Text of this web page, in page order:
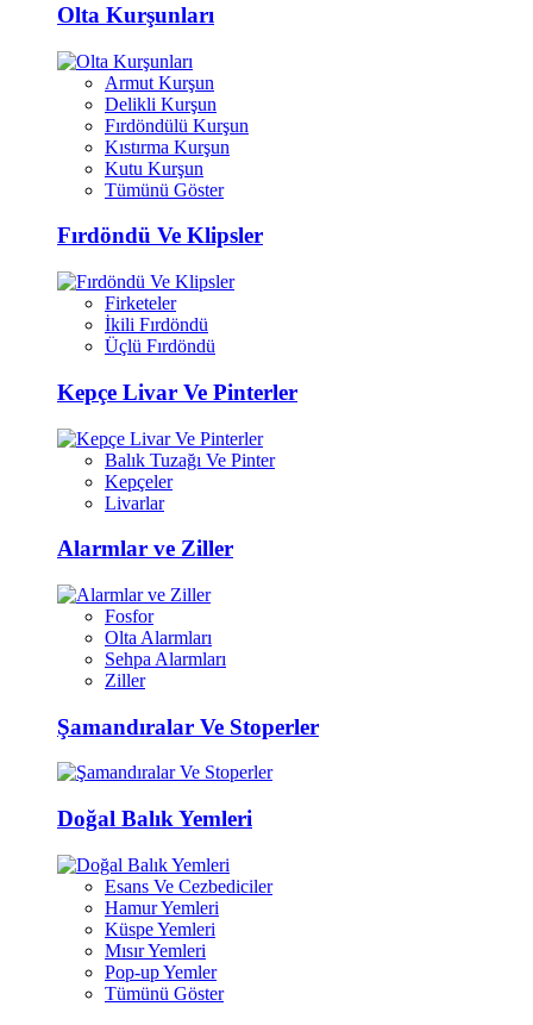
Olta Kurşunları
Armut Kurşun
Delikli Kurşun
Fırdöndülü Kurşun
Kıstırma Kurşun
Kutu Kurşun
Tümünü Göster
Fırdöndü Ve Klipsler
Firketeler
İkili Fırdöndü
Üçlü Fırdöndü
Kepçe Livar Ve Pinterler
Balık Tuzağı Ve Pinter
Kepçeler
Livarlar
Alarmlar ve Ziller
Fosfor
Olta Alarmları
Sehpa Alarmları
Ziller
Şamandıralar Ve Stoperler
Doğal Balık Yemleri
Esans Ve Cezbediciler
Hamur Yemleri
Küspe Yemleri
Mısır Yemleri
Pop-up Yemler
Tümünü Göster